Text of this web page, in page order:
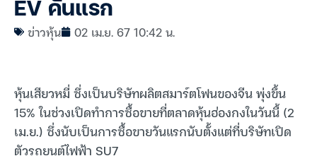
EV คันแรก
ข่าวหุ้น 02 เม.ย. 67 10:42 น.
หุ้นเสียวหมี่ ซึ่งเป็นบริษัทผลิตสมาร์ตโฟนของจีน พุ่งขึ้น
15% ในช่วงเปิดทำการซื้อขายที่ตลาดหุ้นฮ่องกงในวันนี้ (2
เม.ย.) ซึ่งนับเป็นการซื้อขายวันแรกนับตั้งแต่ที่บริษัทเปิด
ตัวรถยนต์ไฟฟ้า SU7